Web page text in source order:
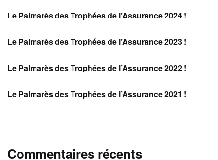
Le Palmarès des Trophées de l’Assurance 2024 !
Le Palmarès des Trophées de l’Assurance 2023 !
Le Palmarès des Trophées de l’Assurance 2022 !
Le Palmarès des Trophées de l’Assurance 2021 !
Commentaires récents